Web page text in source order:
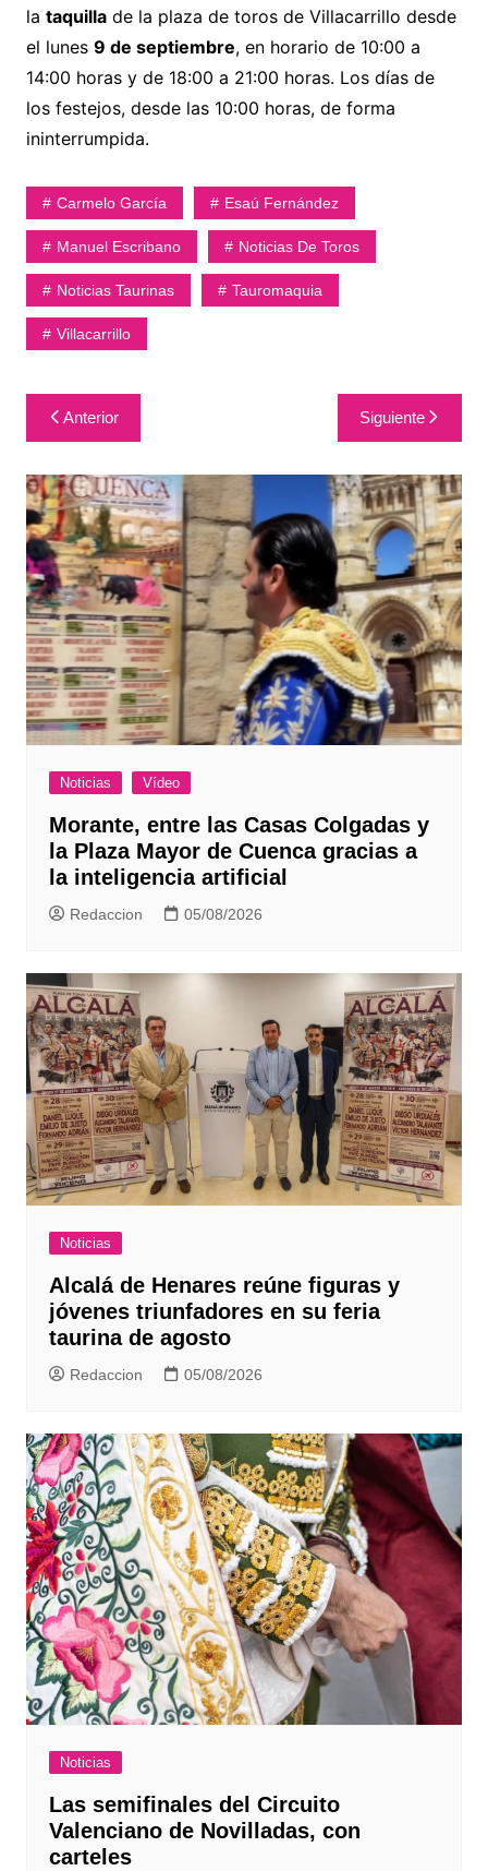
la taquillade la plaza de toros de Villacarrillo desde
el lunes 9 de septiembre, en horario de 10:00 a
14:00 horas y de 18:00 a 21:00 horas. Los días de
los festejos, desde las 10:00 horas, de forma
ininterrumpida.
Carmelo García Esaú Fernández
Manuel Escribano Noticias De Toros
Noticias Taurinas Tauromaquia
Villacarrillo
Navegación
de
entradas
Anterior Siguiente
Noticias Vídeo
Morante, entre las Casas Colgadas y
la Plaza Mayor de Cuenca gracias a
la inteligencia artificial
Redaccion 05/08/2026
Noticias
Alcalá de Henares reúne figuras y
jóvenes triunfadores en su feria
taurina de agosto
Redaccion 05/08/2026
Noticias
Las semifinales del Circuito
Valenciano de Novilladas, con
carteles